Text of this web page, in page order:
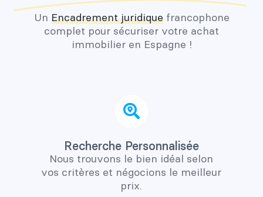
Un Encadrement juridiquefrancophone
complet pour sécuriser votre achat
immobilier en Espagne !
Recherche Personnalisée
Nous trouvons le bien idéal selon
vos critères et négocions le meilleur
prix.